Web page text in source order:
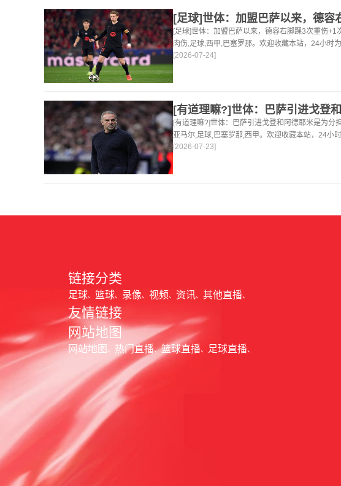
[足球]世体：加盟巴萨以来，德容右脚踝3次重伤+1
肉伤,足球,西甲,巴塞罗那。欢迎收藏本站，24小时
球，篮球体育资讯。
[2026-07-24]
[有道理嘛?]世体：巴萨引进戈登和阿德耶米是为分
亚马尔,足球,巴塞罗那,西甲。欢迎收藏本站，24小
足球，篮球体育资讯。
[2026-07-23]
链接分类
足球 篮球 录像 视频 资讯 其他直播
友情链接
网站地图
网站地图 热门直播 篮球直播 足球直播